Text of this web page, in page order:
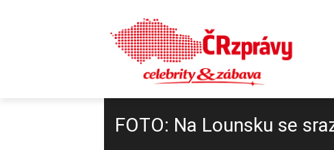
FOTO: Na Lounsku se